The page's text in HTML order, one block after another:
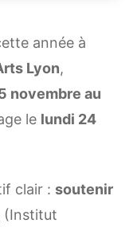
année à
Lyon,
novembre au
le lundi 24
clair : soutenir
(Institut